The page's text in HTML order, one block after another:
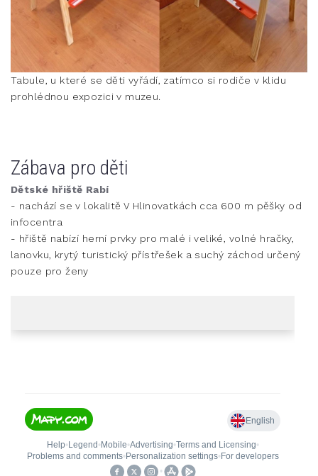
Tabule, u které se děti vyřádí, zatímco si rodiče v klidu
prohlédnou expozici v muzeu.
Zábava pro děti
Dětské hřiště Rabí
- nachází se v lokalitě V Hlinovatkách cca 600 m pěšky od
infocentra
- hřiště nabízí herní prvky pro malé i veliké, volné hračky,
lanovku, krytý turistický přístřešek a suchý záchod určený
pouze pro ženy